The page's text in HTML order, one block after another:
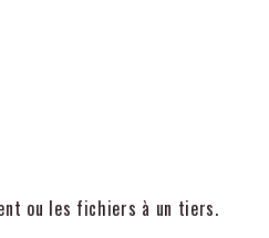
ou les fichiers à un tiers.